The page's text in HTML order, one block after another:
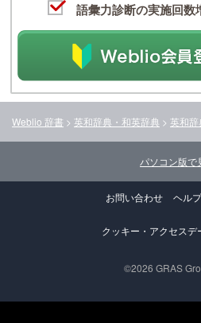
語彙力診断の実施回数
Weblio 辞書 > 英和辞典・和英辞典 > 英和辞
パソコン版で
お問い合わせ ヘルプ
クッキー・アクセスデ
©2026 GRAS